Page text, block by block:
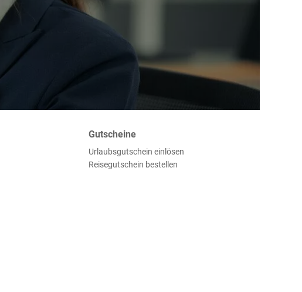
Gutscheine
Urlaubsgutschein einlösen
Reisegutschein bestellen